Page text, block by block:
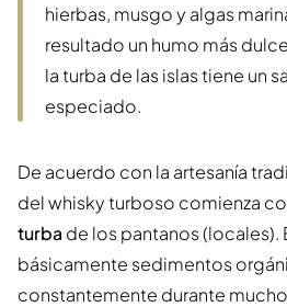
hierbas, musgo y algas
resultado un humo más
la turba de las islas tiene un
especiado.
De acuerdo con la artesanía
del whisky turboso comienza
turba de los pantanos (locales).
básicamente sedimentos
constantemente durante